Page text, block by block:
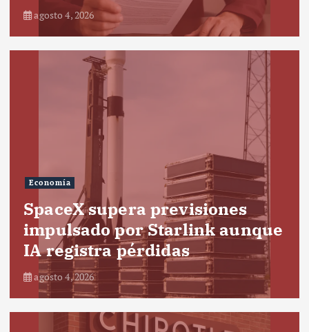
agosto 4, 2026
Economía
SpaceX supera previsiones
impulsado por Starlink aunque
IA registra pérdidas
agosto 4, 2026